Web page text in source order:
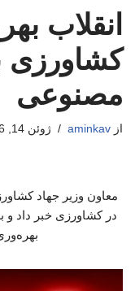
انقلاب
کشاورزی
مصنوعی
از aminkav ژوئن 14, 2026
معاون وزیر جهاد
در کشاورزی خبر داد و